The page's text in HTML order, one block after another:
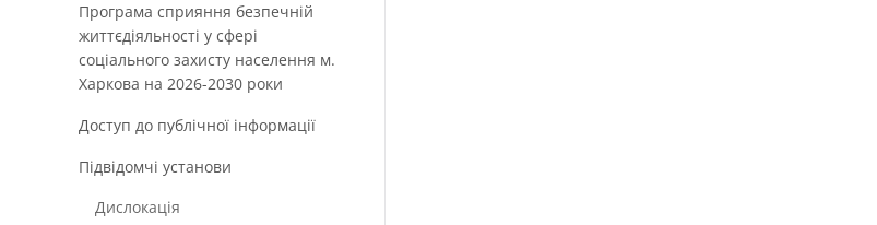
Програма сприяння безпечній
життєдіяльності у сфері
соціального захисту населення м.
Харкова на 2026-2030 роки
Доступ до публічної інформації
Підвідомчі установи
Дислокація